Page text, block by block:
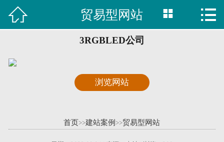
 首页
行业资讯
 贸易型网站  
3RGBLED公司
浏览网站
首页>>建站案例>>贸易型网站